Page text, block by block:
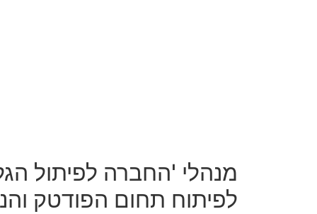
מנהלי 'החברה לפיתול
לפיתוח תחום הפודטק